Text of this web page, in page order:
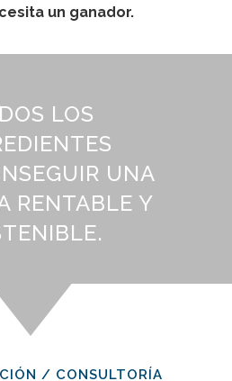
un ganador.
LOS
UNA
RENTABLE Y
/ CONSULTORÍA